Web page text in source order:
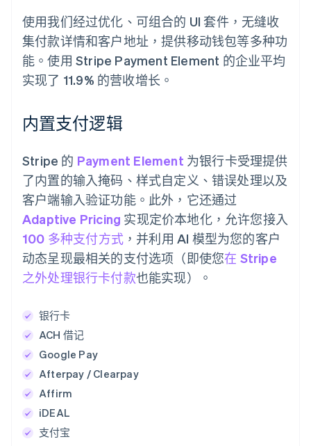
使用我们经过优化、可组合的 UI 套件，无缝收
集付款详情和客户地址，提供移动钱包等多种功
能。使用 Stripe Payment Element 的企业平均
实现了 11.9% 的营收增长。
内置支付逻辑
Stripe 的 Payment Element 为银行卡受理提供
了内置的输入掩码、样式自定义、错误处理以及
客户端输入验证功能。此外，它还通过
Adaptive Pricing 实现定价本地化，允许您接入
100 多种支付方式 ，并利用 AI 模型为您的客户
动态呈现最相关的支付选项（即使您在 Stripe
之外处理银行卡付款也能实现）。
银行卡
ACH 借记
Google Pay
Afterpay / Clearpay
Affirm
iDEAL
支付宝